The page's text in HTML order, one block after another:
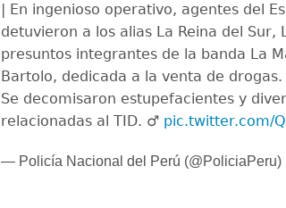
| En ingenioso operativo, agentes del
detuvieron a los alias La Reina del Sur,
presuntos integrantes de la banda La
Bartolo, dedicada a la venta de drogas.
Se decomisaron estupefacientes y
relacionadas al TID. ️‍♂️ pic.twitter.com/
— Policía Nacional del Perú (@PoliciaPeru)